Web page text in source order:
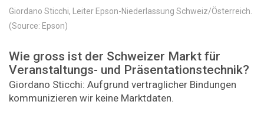
Giordano Sticchi, Leiter Epson-Niederlassung Schweiz/Österreich.
(Source: Epson)
Wie gross ist der Schweizer Markt für
Veranstaltungs- und Präsentationstechnik?
Giordano Sticchi: Aufgrund vertraglicher Bindungen
kommunizieren wir keine Marktdaten.